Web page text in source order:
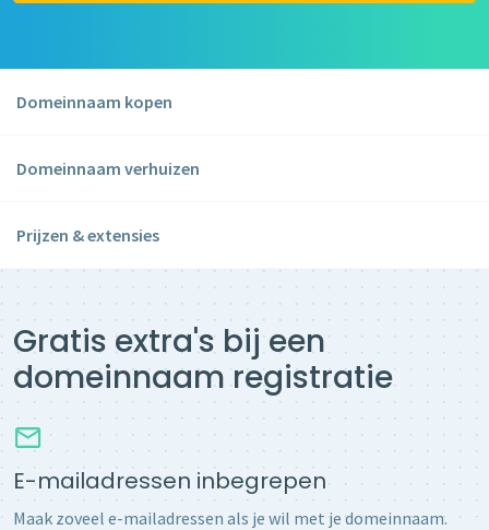
Domeinnaam kopen
Domeinnaam verhuizen
Prijzen & extensies
Gratis extra's bij een
domeinnaam registratie
E-mailadressen inbegrepen
Maak zoveel e-mailadressen als je wil met je domeinnaam.